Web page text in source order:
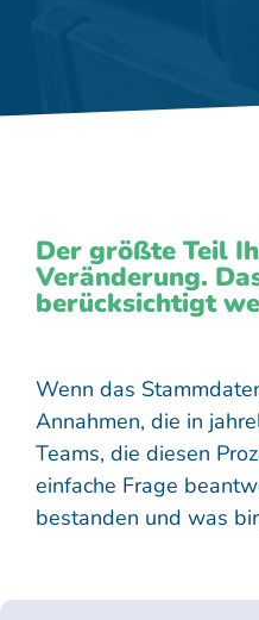
Der größte Teil
Veränderung.
berücksichtigt
Wenn das
Annahmen, die in
Teams, die diesen
einfache Frage
bestanden und was